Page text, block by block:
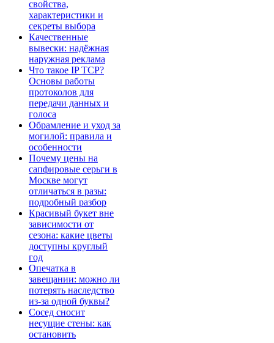
свойства,
характеристики и
секреты выбора
Качественные
вывески: надёжная
наружная реклама
Что такое IP TCP?
Основы работы
протоколов для
передачи данных и
голоса
Обрамление и уход за
могилой: правила и
особенности
Почему цены на
сапфировые серьги в
Москве могут
отличаться в разы:
подробный разбор
Красивый букет вне
зависимости от
сезона: какие цветы
доступны круглый
год
Опечатка в
завещании: можно ли
потерять наследство
из-за одной буквы?
Сосед сносит
несущие стены: как
остановить